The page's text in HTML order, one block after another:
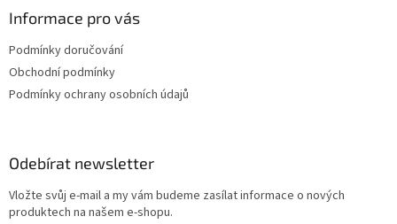
Informace pro vás
Podmínky doručování
Obchodní podmínky
Podmínky ochrany osobních údajů
Odebírat newsletter
Vložte svůj e-mail a my vám budeme zasílat informace o nových
produktech na našem e-shopu.